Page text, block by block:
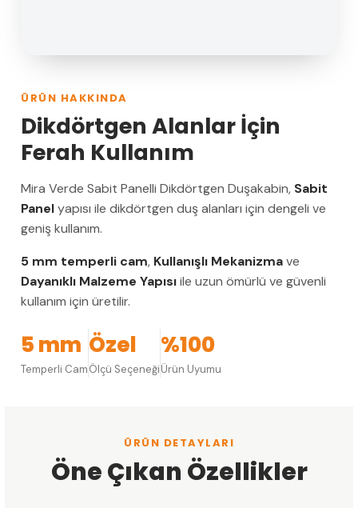
ÜRÜN HAKKINDA
Dikdörtgen Alanlar İçin
Ferah Kullanım
Mira Verde Sabit Panelli Dikdörtgen Duşakabin, Sabit
Panelyapısı ile dikdörtgen duş alanları için dengeli ve
geniş kullanım.
5 mm temperli cam, Kullanışlı Mekanizmave
Dayanıklı Malzeme Yapısıile uzun ömürlü ve güvenli
kullanım için üretilir.
5 mm
Temperli Cam
Özel
Ölçü Seçeneği
%100
Ürün Uyumu
ÜRÜN DETAYLARI
Öne Çıkan Özellikler